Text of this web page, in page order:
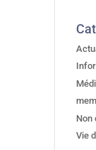
Non
Vie